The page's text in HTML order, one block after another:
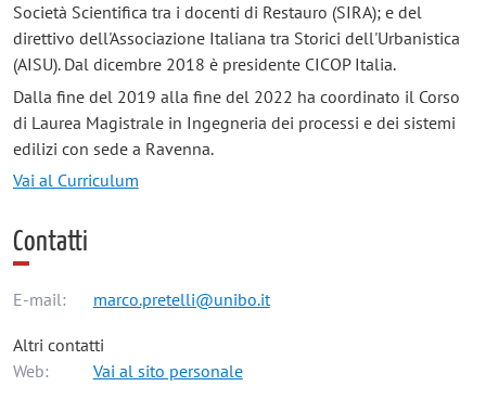
Società Scientifica tra i docenti di Restauro (SIRA); e del
direttivo dell'Associazione Italiana tra Storici dell'Urbanistica
(AISU). Dal dicembre 2018 è presidente CICOP Italia.
Dalla fine del 2019 alla fine del 2022 ha coordinato il Corso
di Laurea Magistrale in Ingegneria dei processi e dei sistemi
edilizi con sede a Ravenna.
Vai al Curriculum
Contatti
E-mail: marco.pretelli@unibo.it
Altri contatti
Web:
Vai al sito personale